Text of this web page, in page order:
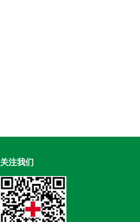
关注我们